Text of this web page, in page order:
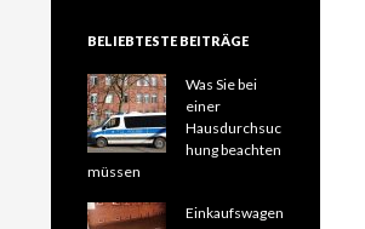
BELIEBTESTE BEITRÄGE
Was Sie bei
einer
Hausdurchsuc
hung beachten
müssen
Einkaufswagen